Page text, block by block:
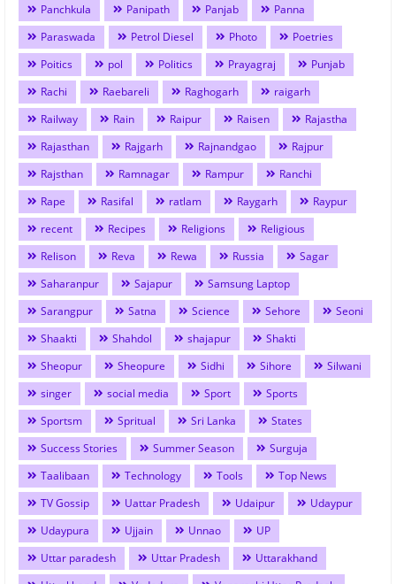
Panchkula
Panipath Panjab
Panna
Paraswada
Petrol Diesel Photo
Poetries
Poitics
pol Politics Prayagraj
Punjab
Rachi
Raebareli Raghogarh
raigarh
Railway
Rain Raipur Raisen
Rajastha
Rajasthan
Rajgarh Rajnandgao
Rajpur
Rajsthan
Ramnagar Rampur
Ranchi
Rape
Rasifal ratlam Raygarh
Raypur
recent
Recipes Religions
Religious
Relison
Reva Rewa Russia
Sagar
Saharanpur
Sajapur
Samsung Laptop
Sarangpur
Satna Science Sehore
Seoni
Shaakti
Shahdol shajapur
Shakti
Sheopur
Sheopure Sidhi Sihore
Silwani
singer
social media Sport
Sports
Sportsm
Spritual Sri Lanka
States
Success Stories
Summer Season
Surguja
Taalibaan
Technology Tools
Top News
TV Gossip
Uattar Pradesh Udaipur
Udaypur
Udaypura
Ujjain Unnao
UP
Uttar paradesh
Uttar Pradesh
Uttarakhand